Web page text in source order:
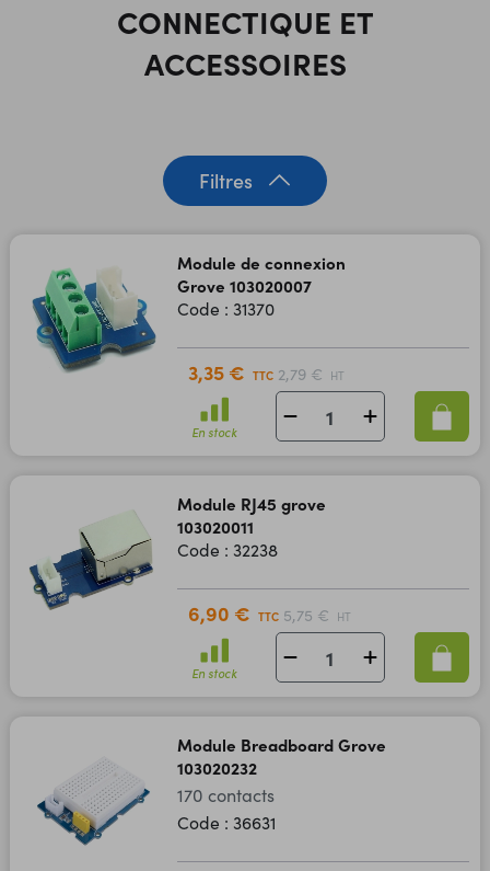
CONNECTIQUE ET
ACCESSOIRES
Filtres
Module de connexion
Grove 103020007
Code : 31370
3,35 € TTC 2,79 € HT
En stock
Module RJ45 grove
103020011
Code : 32238
6,90 € TTC 5,75 € HT
En stock
Module Breadboard Grove
103020232
170 contacts
Code : 36631